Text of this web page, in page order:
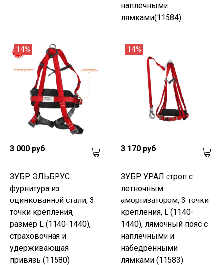
наплечными
лямками(11584)
14%
3 000 руб
ЗУБР ЭЛЬБРУС
фурнитура из
оцинкованной стали, 3
точки крепления,
размер L (1140-1440),
страховочная и
удерживающая
привязь (11580)
14%
3 170 руб
ЗУБР УРАЛ строп с
летночным
амортизатором, 3 точки
крепления, L (1140-
1440), лямочный пояс с
наплечными и
набедренными
лямками (11583)